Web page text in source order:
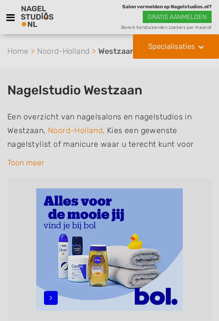
Salon vermelden op Nagelstudios.nl?
GRATIS AANMELDEN
Bereik tienduizenden zoekers per maand!
Specialisaties
Home Noord-Holland Westzaan
Nagelstudio Westzaan
Een overzicht van nagelsalons en nagelstudios in
Westzaan, Noord-Holland. Kies een gewenste
nagelstylist of manicure waar u terecht kunt voor
handverzorging, nagelverzorging en soms ook
Manicure, Pedicure, French Manicure, Acrylnagels,
Gelnagels, Nailart, Parrafinebehandeling, 3D Nailart,
Bruidsnagels en Handmassage. U kunt de
zoekresultaten filteren met behulp van de
specialisatie filter en u vindt zoekresultaten in iedere
wijk (noord, oost, zuid, west en het centrum) van
Toon meer